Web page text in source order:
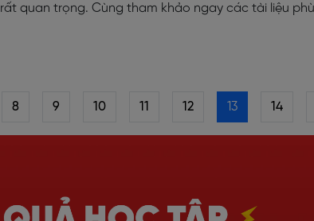
rất quan trọng. Cùng tham khảo ngay các tài liệu
8 9 10 11 12 13 14